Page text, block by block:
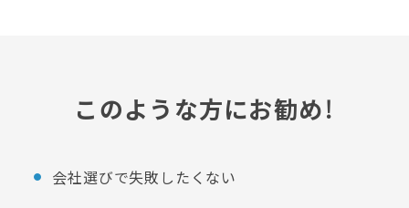
このような方にお勧め！
会社選びで失敗したくない